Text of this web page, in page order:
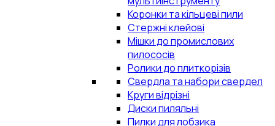
Коронки та кільцеві пили
Стержні клейові
Мішки до промислових
пилососів
Ролики до плиткорізів
Свердла та набори свердел
Круги відрізні
Диски пиляльні
Пилки для лобзика